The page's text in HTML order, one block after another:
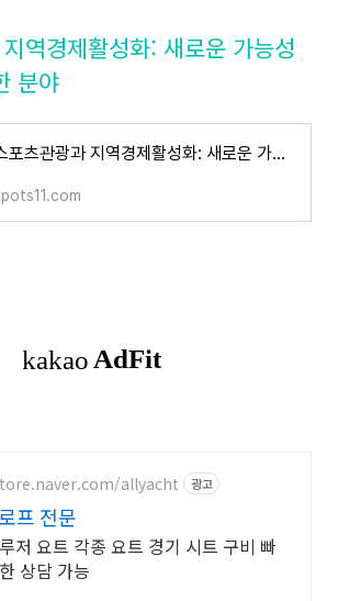
역경제활성화: 새로운 가능성
분야
스포츠관광과 지역경제활성화: 새로운 가능성을 여는 유망한 분야
allyacht 광고
프 전문
저 요트 각종 요트 경기 시트 구비 빠
상담 가능